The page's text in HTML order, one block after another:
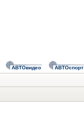
АВТОвидео АВТОспорт